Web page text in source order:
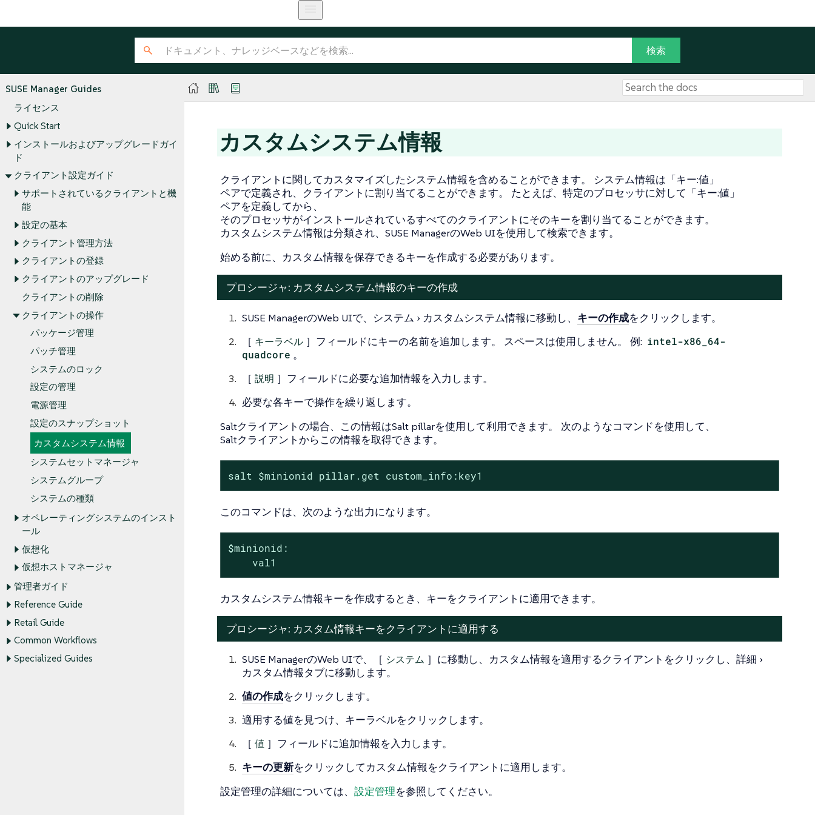
SUSE Manager Guides
ライセンス
Quick Start
インストールおよびアップグレードガイ
ド
クライアント設定ガイド
サポートされているクライアントと機
能
設定の基本
クライアント管理方法
クライアントの登録
クライアントのアップグレード
クライアントの削除
クライアントの操作
パッケージ管理
パッチ管理
システムのロック
設定の管理
電源管理
設定のスナップショット
カスタムシステム情報
システムセットマネージャ
システムグループ
システムの種類
オペレーティングシステムのインスト
ール
仮想化
仮想ホストマネージャ
管理者ガイド
Reference Guide
Retail Guide
Common Workflows
Specialized Guides
カスタムシステム情報
クライアントに関してカスタマイズしたシステム情報を含めることができます。 システム情報は「キー:値」
ペアで定義され、クライアントに割り当てることができます。 たとえば、特定のプロセッサに対して「キー:値」
ペアを定義してから、
そのプロセッサがインストールされているすべてのクライアントにそのキーを割り当てることができます。
カスタムシステム情報は分類され、SUSE ManagerのWeb UIを使用して検索できます。
始める前に、カスタム情報を保存できるキーを作成する必要があります。
プロシージャ: カスタムシステム情報のキーの作成
SUSE ManagerのWeb UIで、 システム カスタムシステム情報に移動し、 キーの作成をクリックします。
［ キーラベル ］フィールドにキーの名前を追加します。 スペースは使用しません。 例: intel-x86_64-
quadcore 。
［ 説明 ］フィールドに必要な追加情報を入力します。
必要な各キーで操作を繰り返します。
Saltクライアントの場合、この情報はSalt pillarを使用して利用できます。 次のようなコマンドを使用して、
Saltクライアントからこの情報を取得できます。
salt $minionid pillar.get custom_info:key1
このコマンドは、次のような出力になります。
$minionid:
    val1
カスタムシステム情報キーを作成するとき、キーをクライアントに適用できます。
プロシージャ: カスタム情報キーをクライアントに適用する
SUSE ManagerのWeb UIで、［ システム ］に移動し、カスタム情報を適用するクライアントをクリックし、 詳細
カスタム情報タブに移動します。
値の作成をクリックします。
適用する値を見つけ、キーラベルをクリックします。
［ 値 ］フィールドに追加情報を入力します。
キーの更新をクリックしてカスタム情報をクライアントに適用します。
設定管理の詳細については、 設定管理を参照してください。